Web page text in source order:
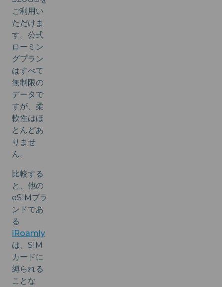
ご利用い
ただけま
す。公式
ローミン
グプラン
はすべて
無制限の
データで
すが、柔
軟性はほ
とんどあ
りませ
ん。
比較する
と、他の
eSIMブラ
ンドであ
る
iRoamly
は、SIM
カードに
縛られる
ことな